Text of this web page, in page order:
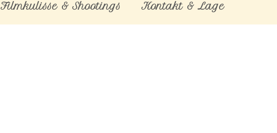
Filmkulisse & Shootings Kontakt & Lage